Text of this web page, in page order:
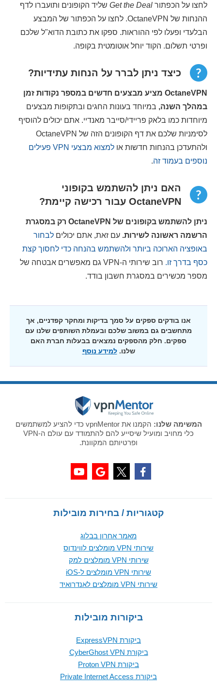
לחצו על הכפתור Get the Deal שליד הקופונים ותועברו לדף
ההנחות של OctaneVPN. לחצו על הכפתור של המבצע
הבלעדי ופעלו לפי ההוראות. ספקו את כתובת הדוא"ל שלכם
ופרטי תשלום. הקוד יוחל אוטומטית בקופה.
כיצד ניתן לברר על הנחות עתידיות?
OctaneVPN מציע מבצעים חדשים במספר נקודות זמן
במהלך השנה, במיוחד בעונות החגים ובתקופות מבצעים
מיוחדות כמו בלאק פריידי/סייבר מאנדיי. אתם יכולים להוסיף
לסימניות שלכם את דף הקופונים הזה של OctaneVPN
ולהתעדכן בהנחות חדשות או
למצוא מבצעי VPN פעילים
נוספים בעמוד זה.
האם ניתן להשתמש בקופוני
OctaneVPN עבור רכישה קיימת?
ניתן להשתמש בקופונים של OctaneVPN רק במסגרת
הרשמה ראשונה לשירות. עם זאת, אתם יכולים לבחור
באופציה הארוכה ביותר ולהשתמש בהנחה כדי לחסוך קצת
כסף בדרך זו.
רוב שירותי ה-VPN גם מאפשרים אבטחה של
מספר מכשירים במסגרת חשבון בודד.
אנו בודקים ספקים על סמך בדיקות ומחקר קפדניים, אך
מתחשבים גם במשוב שלכם ובעמלת השותפים שלנו עם
ספקים. חלק מהספקים נמצאים בבעלות חברת האם
שלנו.למידע נוסף
המשימה שלנו:
הקמנו את vpnMentor כדי להציע למשתמשים
כלי מחויב ומועיל שיסייע להם להתמודד עם עולם ה-VPN
ופרטיותם המקוונת.
קטגוריות / בחירות מובילות
מאמר אחרון בבלוג
שירותי VPN מומלצים לווינדוס
שירותי VPN מומלצים למק
שירותי VPN מומלצים ל-iOS
שירותי VPN מומלצים לאנדרואיד
ביקורות מובילות
ביקורת ExpressVPN
ביקורת CyberGhost VPN
ביקורת Proton VPN
ביקורת Private Internet Access